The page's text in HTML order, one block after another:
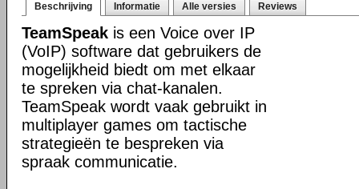
Beschrijving Informatie Alle versies Reviews
TeamSpeak is een Voice over IP
(VoIP) software dat gebruikers de
mogelijkheid biedt om met elkaar
te spreken via chat-kanalen.
TeamSpeak wordt vaak gebruikt in
multiplayer games om tactische
strategieën te bespreken via
spraak communicatie.